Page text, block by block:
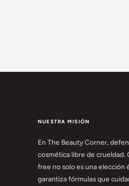
NUESTRA MISIÓN
En The Beauty Corner,
cosmética libre de
free no solo es una elección
garantiza fórmulas que